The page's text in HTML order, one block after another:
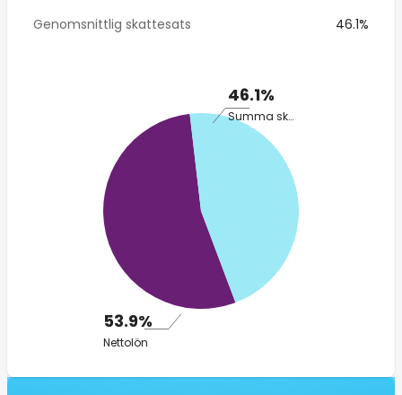
Genomsnittlig skattesats
46.1%
46.1%
Summa skatt
53.9%
Nettolön